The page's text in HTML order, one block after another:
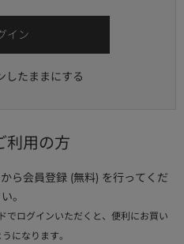
したままにする
利用の方
ら会員登録 (無料) を行ってくだ
。
でログインいただくと、便利にお買い
になります。